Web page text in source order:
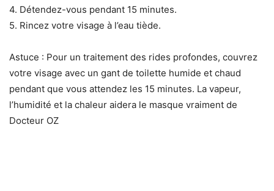
4. Détendez-vous pendant 15 minutes.
5. Rincez votre visage à l’eau tiède.
Astuce : Pour un traitement des rides profondes, couvrez
votre visage avec un gant de toilette humide et chaud
pendant que vous attendez les 15 minutes. La vapeur,
l’humidité et la chaleur aidera le masque vraiment de
Docteur OZ